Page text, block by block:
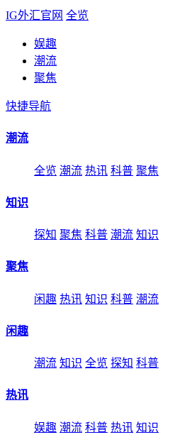
IG外汇官网 全览
娱趣
潮流
聚焦
快捷导航
潮流
全览 潮流 热讯 科普 聚焦
知识
探知 聚焦 科普 潮流 知识
聚焦
闲趣 热讯 知识 科普 潮流
闲趣
潮流 知识 全览 探知 科普
热讯
娱趣 潮流 科普 热讯 知识